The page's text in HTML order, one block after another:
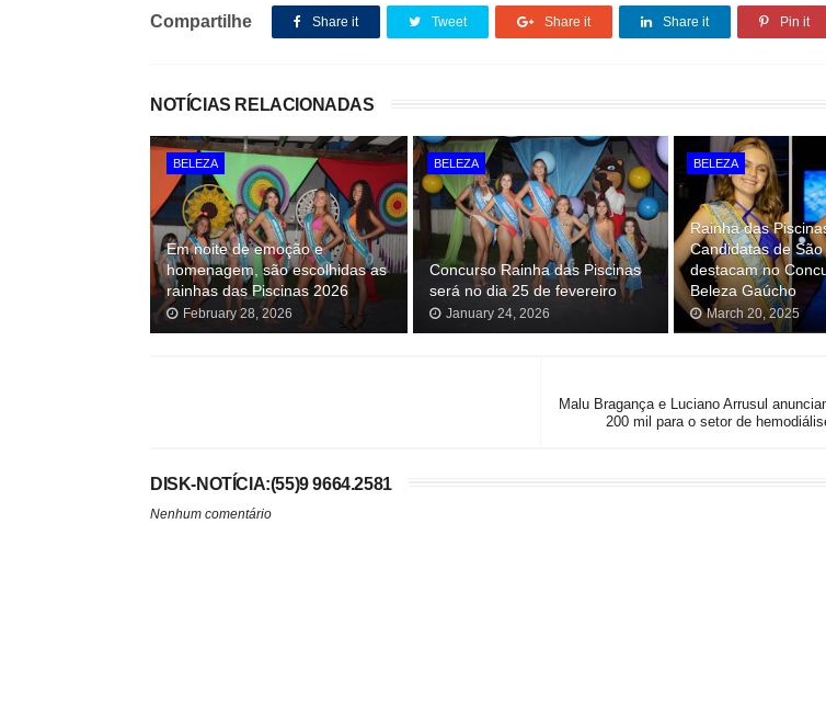
Compartilhe Share it Tweet Share it Share it Pin it
NOTÍCIAS RELACIONADAS
BELEZA
Em noite de emoção e
homenagem, são escolhidas as
rainhas das Piscinas 2026
February 28, 2026
BELEZA
Concurso Rainha das Piscinas
será no dia 25 de fevereiro
January 24, 2026
BELEZA
Rainha das
Candidatas de
destacam no
Beleza Gaúcho
March 20, 2025
Malu Bragança e Luciano Arrusul
200 mil para o setor de
DISK-NOTÍCIA:(55)9 9664.2581
Nenhum comentário